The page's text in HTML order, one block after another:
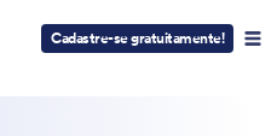
Cadastre-se gratuitamente!